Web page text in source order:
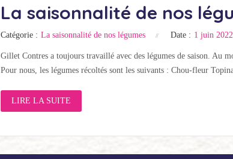
La saisonnalité de nos
Catégorie : La saisonnalité de nos légumes Date : 1 juin 2022
Gillet Contres a toujours travaillé avec des légumes de saison. Au
Pour nous, les légumes récoltés sont les suivants : Chou-fleur
LIRE LA SUITE